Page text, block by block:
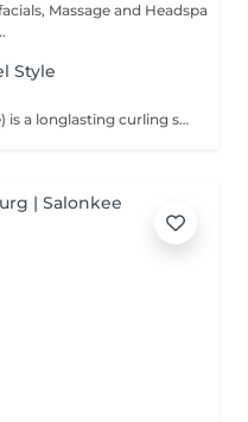
Massage and Headspa
Style
Permanent Curl (permanent wave) is a longlasting curling service that gives your hair natural curls or waves without daily styling. Using a gentle chemical technique, rollers and professional products, this treatment adds volume, movement and structure to straight or fine hair. Ideal for lowmaintenance curls, it is always combined with a custom cut and finishing to enhance the shape and style of your new curls.